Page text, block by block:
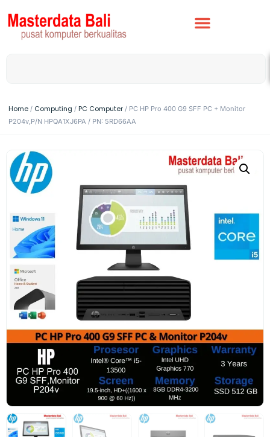
Home / Computing / PC Computer / PC HP Pro 400 G9 SFF PC + Monitor
P204v,P/N HPQA1XJ6PA / PN: 5RD66AA